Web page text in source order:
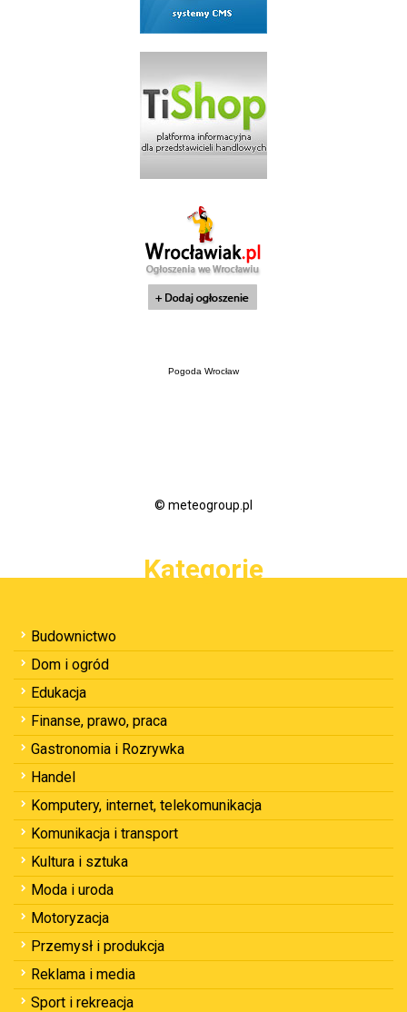
Pogoda Wrocław
© meteogroup.pl
Kategorie
Budownictwo
Dom i ogród
Edukacja
Finanse, prawo, praca
Gastronomia i Rozrywka
Handel
Komputery, internet, telekomunikacja
Komunikacja i transport
Kultura i sztuka
Moda i uroda
Motoryzacja
Przemysł i produkcja
Reklama i media
Sport i rekreacja